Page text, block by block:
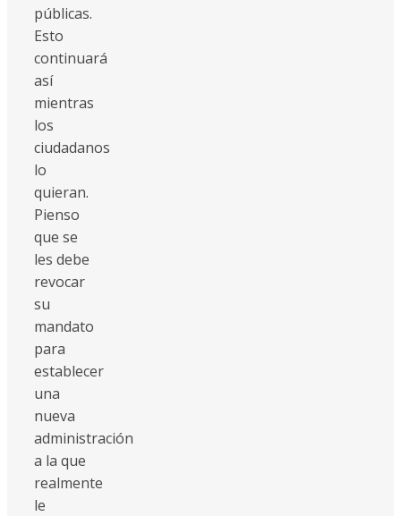
públicas.
Esto
continuará
así
mientras
los
ciudadanos
lo
quieran.
Pienso
que se
les debe
revocar
su
mandato
para
establecer
una
nueva
administración
a la que
realmente
le